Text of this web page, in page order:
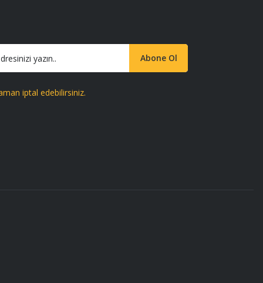
Abone Ol
iptal edebilirsiniz.